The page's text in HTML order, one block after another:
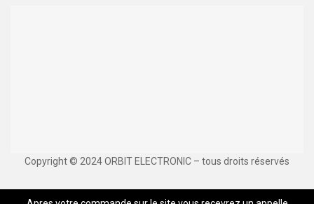
Copyright © 2024 ORBIT ELECTRONIC – tous droits réservés